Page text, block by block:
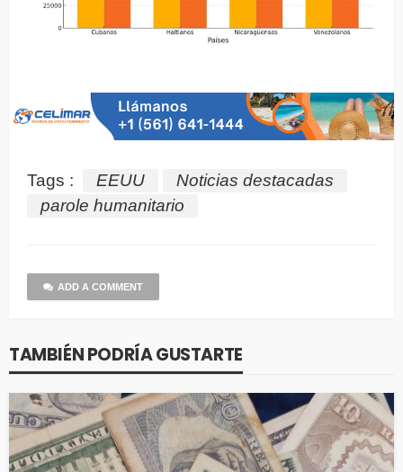
Tags : EEUU
Noticias destacadas
parole humanitario
ADD A COMMENT
TAMBIÉN PODRÍA GUSTARTE